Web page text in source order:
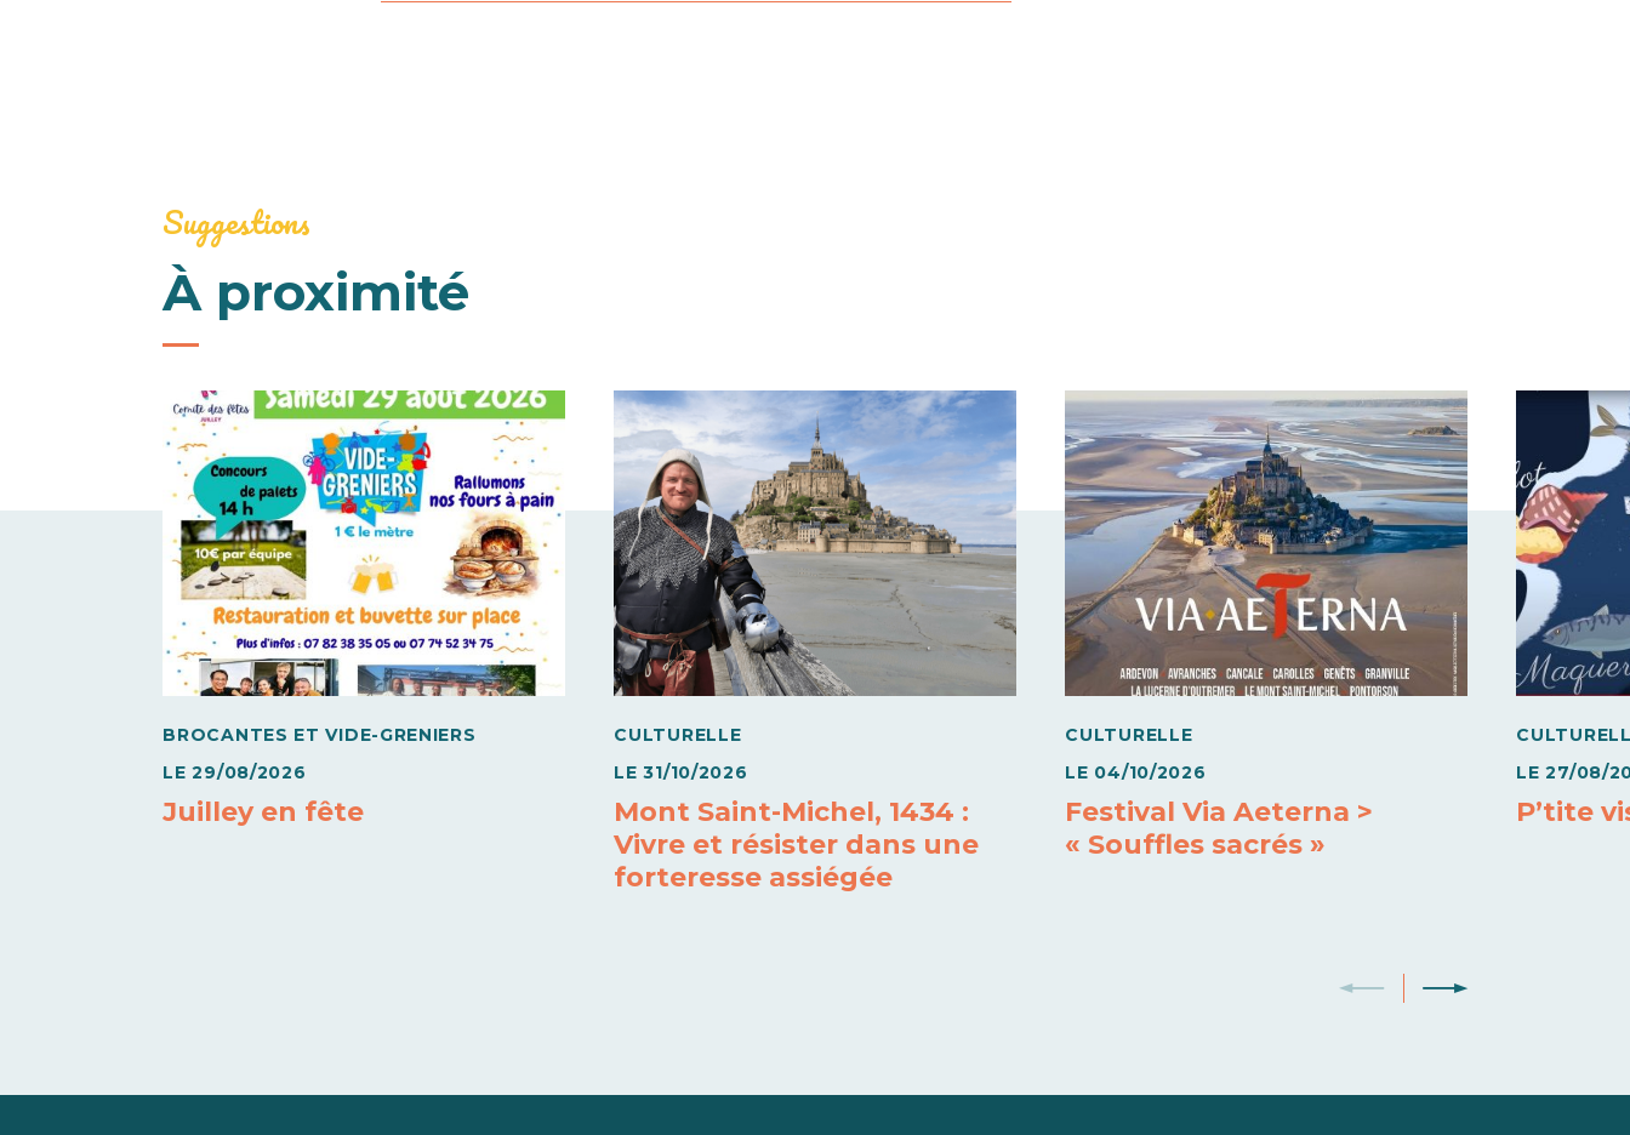
Suggestions
À proximité
BROCANTES ET VIDE-GRENIERS
LE 29/08/2026
Juilley en fête
CULTURELLE
LE 31/10/2026
Mont Saint-Michel, 1434 :
Vivre et résister dans une
forteresse assiégée
CULTURELLE
LE 04/10/2026
Festival Via Aeterna >
« Souffles sacrés »
LE 27/08/
P’tite